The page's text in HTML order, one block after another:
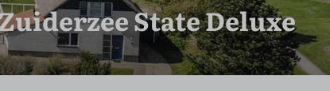
State Deluxe